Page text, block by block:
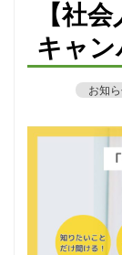
【社
キャン
お知